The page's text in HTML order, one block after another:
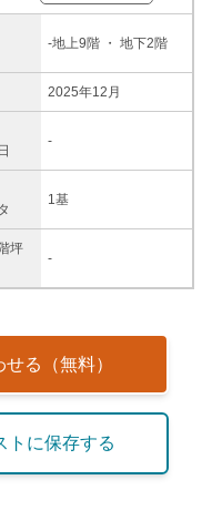
-地上9階 ・ 地下2階
2025年12月
-
1基
坪
-
る（無料）
トに保存する